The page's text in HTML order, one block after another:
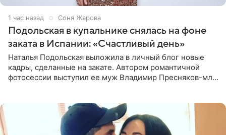
1 час назад Соня Жарова
Подольская в купальнике снялась на фоне
заката в Испании: «Счастливый день»
Наталья Подольская выложила в личный блог новые
кадры, сделанные на закате. Автором романтичной
фотосессии выступил ее муж Владимир Пресняков-мл.